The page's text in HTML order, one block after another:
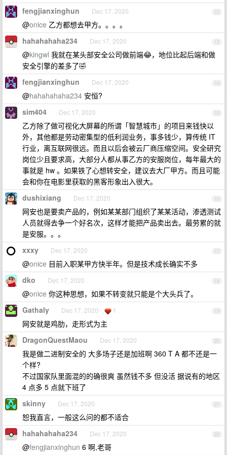
12
fengjianxinghun Dec 17, 2020
@onice 乙方都想去甲方。。。。
13
hahahahaha234 Dec 17, 2020
@kingwl 我就在某头部安全公司做前端😂，地位比起后端和做
安全引擎的差多了🤣
14
fengjianxinghun Dec 17, 2020
@hahahahaha234 安恒?
15
sim404 Dec 17, 2020
乙方除了做可视化大屏幕的所谓「智慧城市」的项目来钱快以
外，其他都是劳动密集型的低利润业务，事多钱少，算传统 IT
行业，离互联网很远。而且以后会被云厂商压缩空间。安全研究
岗位少且要求高，大部分人都从事乙方的安服岗位，每年最大的
事就是 hw 。如果铁了心想转安全，建议去大厂甲方。而且可能
会和你在电影里获取的黑客形象出入很大。
16
dushixiang Dec 17, 2020
网安也是要卖产品的，例如某某部门组织了某某活动，渗透测试
人员就得去争一个好名次，这样才能把产品卖出去。最劳累的就
是安服。。。
17
xxxy Dec 17, 2020
@onice 目前入职某甲方快半年。但是技术成长确实不多
18
dko Dec 17, 2020
@onice 你这种思想，如果不转变就只能是个大头兵了。
19
Gathaly Dec 17, 2020 1
网安就是鸡肋，走形式为主
20
DragonQuestMaou Dec 17, 2020
我是做二进制安全的 大多场子还是加班啊 360 T A 都不还是一
个样?
不过国家队里面混的的确很爽 虽然钱不多 但没活 据说有的地区
4 点多 5 点就下班了
21
skinny Dec 17, 2020
恕我直言，一般这么问的都不适合
22
hahahahaha234 Dec 17, 2020
@fengjianxinghun 6 啊,老哥